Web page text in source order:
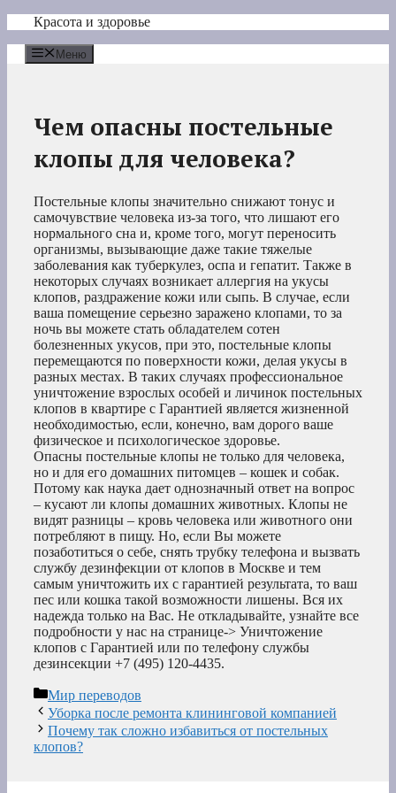
Перейти
содержимому
Красота и здоровье
Меню
Чем опасны постельные
клопы для человека?
Постельные клопы значительно снижают тонус и
самочувствие человека из-за того, что лишают его
нормального сна и, кроме того, могут переносить
организмы, вызывающие даже такие тяжелые
заболевания как туберкулез, оспа и гепатит. Также в
некоторых случаях возникает аллергия на укусы
клопов, раздражение кожи или сыпь. В случае, если
ваша помещение серьезно заражено клопами, то за
ночь вы можете стать обладателем сотен
болезненных укусов, при это, постельные клопы
перемещаются по поверхности кожи, делая укусы в
разных местах. В таких случаях профессиональное
уничтожение взрослых особей и личинок постельных
клопов в квартире с Гарантией является жизненной
необходимостью, если, конечно, вам дорого ваше
физическое и психологическое здоровье.
Опасны постельные клопы не только для человека,
но и для его домашних питомцев – кошек и собак.
Потому как наука дает однозначный ответ на вопрос
– кусают ли клопы домашних животных. Клопы не
видят разницы – кровь человека или животного они
потребляют в пищу. Но, если Вы можете
позаботиться о себе, снять трубку телефона и вызвать
службу дезинфекции от клопов в Москве и тем
самым уничтожить их с гарантией результата, то ваш
пес или кошка такой возможности лишены. Вся их
надежда только на Вас. Не откладывайте, узнайте все
подробности у нас на странице-> Уничтожение
клопов с Гарантией или по телефону службы
дезинсекции +7 (495) 120-4435.
Рубрики
Мир переводов
Уборка после ремонта клининговой компанией
Почему так сложно избавиться от постельных
клопов?